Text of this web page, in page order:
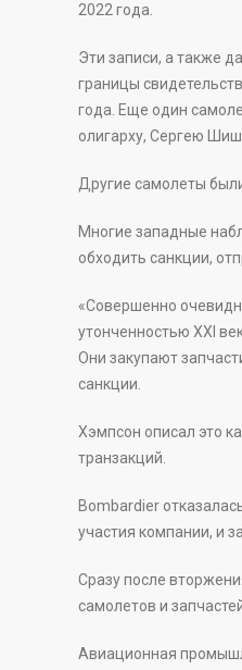
2022 года.
Эти записи, а также
границы
года. Еще один
олигарху, Сергею
Другие самолеты
Многие западные
обходить санкции,
«Совершенно
утонченностью XXI
Они закупают
санкции.
Хэмпсон описал это
транзакций.
Bombardier
участия компании, и
Сразу после
самолетов и
Авиационная